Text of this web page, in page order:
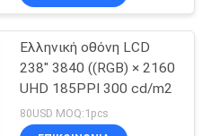
Hitachi
Ελληνική οθόνη LCD
238" 3840 ((RGB) × 2160
UHD 185PPI 300 cd/m2
80USD MOQ:1pcs